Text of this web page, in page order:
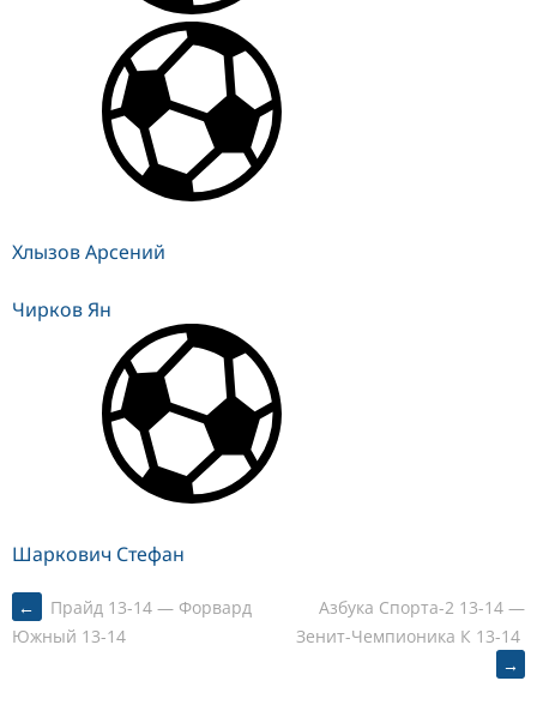
Хлызов Арсений
Чирков Ян
Шаркович Стефан
POST
←
Прайд 13-14 — Форвард
Южный 13-14
Азбука Спорта-2 13-14 —
Зенит-Чемпионика К 13-14
→